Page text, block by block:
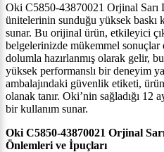
Oki C5850-43870021 Orjinal
ünitelerinin sunduğu yüksek
sunar. Bu orijinal ürün, etkileyici
belgelerinizde mükemmel sonuçlar
dolumla hazırlanmış olarak gelir,
yüksek performanslı bir deneyim
ambalajındaki güvenlik etiketi,
olanak tanır. Oki’nin sağladığı 12
bir kullanım sunar.
Oki C5850-43870021 Orjinal
Önlemleri ve İpuçları